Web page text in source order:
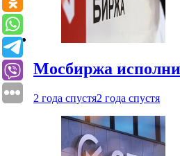
Мосбиржа
2 года спустя2 года спустя